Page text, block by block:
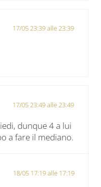
17/05 23:39 alle 23:39
17/05 23:49 alle 23:49
dunque 4 a lui
a fare il mediano.
18/05 17:19 alle 17:19